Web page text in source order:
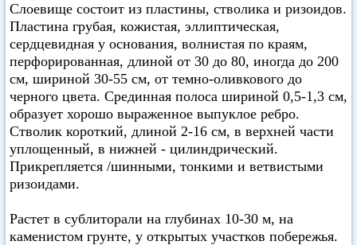
Слоевище состоит из пластины, стволика и ризоидов.
Пластина грубая, кожистая, эллиптическая,
сердцевидная у основания, волнистая по краям,
перфорированная, длиной от 30 до 80, иногда до 200
см, шириной 30-55 см, от темно-оливкового до
черного цвета. Срединная полоса шириной 0,5-1,3 см,
образует хорошо выраженное выпуклое ребро.
Стволик короткий, длиной 2-16 см, в верхней части
уплощенный, в нижней - цилиндрический.
Прикрепляется /шинными, тонкими и ветвистыми
ризоидами.
Растет в сублиторали на глубинах 10-30 м, на
каменистом грунте, у открытых участков побережья.